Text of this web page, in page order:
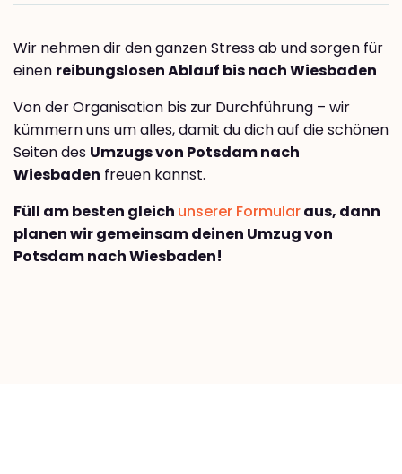
Wir nehmen dir den ganzen Stress ab und sorgen für
einen reibungslosen Ablauf bis nach Wiesbaden
Von der Organisation bis zur Durchführung – wir
kümmern uns um alles, damit du dich auf die schönen
Seiten des Umzugs von Potsdam nach
Wiesbaden freuen kannst.
Füll am besten gleich unserer Formularaus, dann
planen wir gemeinsam deinen Umzug von
Potsdam nach Wiesbaden!